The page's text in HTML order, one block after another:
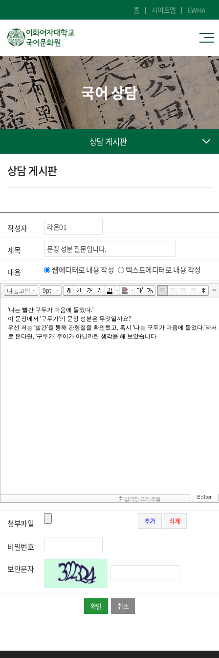
홈 사이트맵 EWHA
국어 상담
상담 게시판
상담 게시판
작성자
제목
내용 웹에디터로 내용 작성 텍스트에디터로 내용 작성
첨부파일 추가 삭제
비밀번호
보안문자
취소